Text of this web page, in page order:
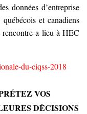
données d’entreprise
et canadiens
rencontre a lieu à HEC
du-ciqss-2018
VOS
DÉCISIONS